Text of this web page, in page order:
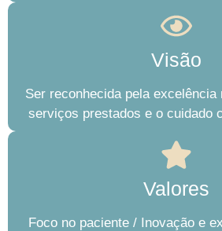
Visão
Ser reconhecida pela excelência
serviços prestados e o cuidado
Valores
Foco no paciente / Inovação e